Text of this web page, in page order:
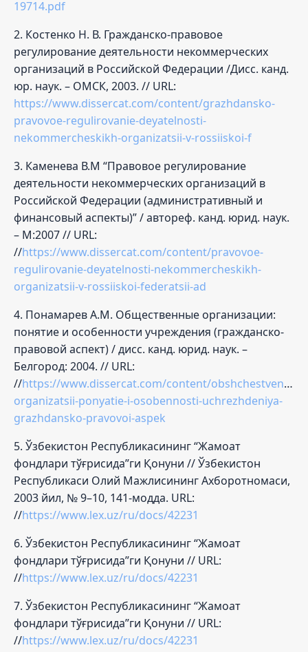
19714.pdf
2. Костенко Н. В. Гражданско-правовое
регулирование деятельности некоммерческих
организаций в Российской Федерации /Дисс. канд.
юр. наук. – ОМСК, 2003. // URL:
https://www.dissercat.com/content/grazhdansko-
pravovoe-regulirovanie-deyatelnosti-
nekommercheskikh-organizatsii-v-rossiiskoi-f
3. Каменева В.М “Правовое регулирование
деятельности некоммерческих организаций в
Российской Федерации (административный и
финансовый аспекты)” / автореф. канд. юрид. наук.
– М:2007 // URL:
//https://www.dissercat.com/content/pravovoe-
regulirovanie-deyatelnosti-nekommercheskikh-
organizatsii-v-rossiiskoi-federatsii-ad
4. Понамарев А.М. Общественные организации:
понятие и особенности учреждения (гражданско-
правовой аспект) / дисс. канд. юрид. наук. –
Белгород: 2004. // URL:
//https://www.dissercat.com/content/obshchestvennye-
organizatsii-ponyatie-i-osobennosti-uchrezhdeniya-
grazhdansko-pravovoi-aspek
5. Ўзбекистон Республикасининг “Жамоат
фондлари тўғрисида”ги Қонуни // Ўзбекистон
Республикаси Олий Мажлисининг Ахборотномаси,
2003 йил, № 9–10, 141-модда. URL:
//https://www.lex.uz/ru/docs/42231
6. Ўзбекистон Республикасининг “Жамоат
фондлари тўғрисида”ги Қонуни // URL:
//https://www.lex.uz/ru/docs/42231
7. Ўзбекистон Республикасининг “Жамоат
фондлари тўғрисида”ги Қонуни // URL:
//https://www.lex.uz/ru/docs/42231